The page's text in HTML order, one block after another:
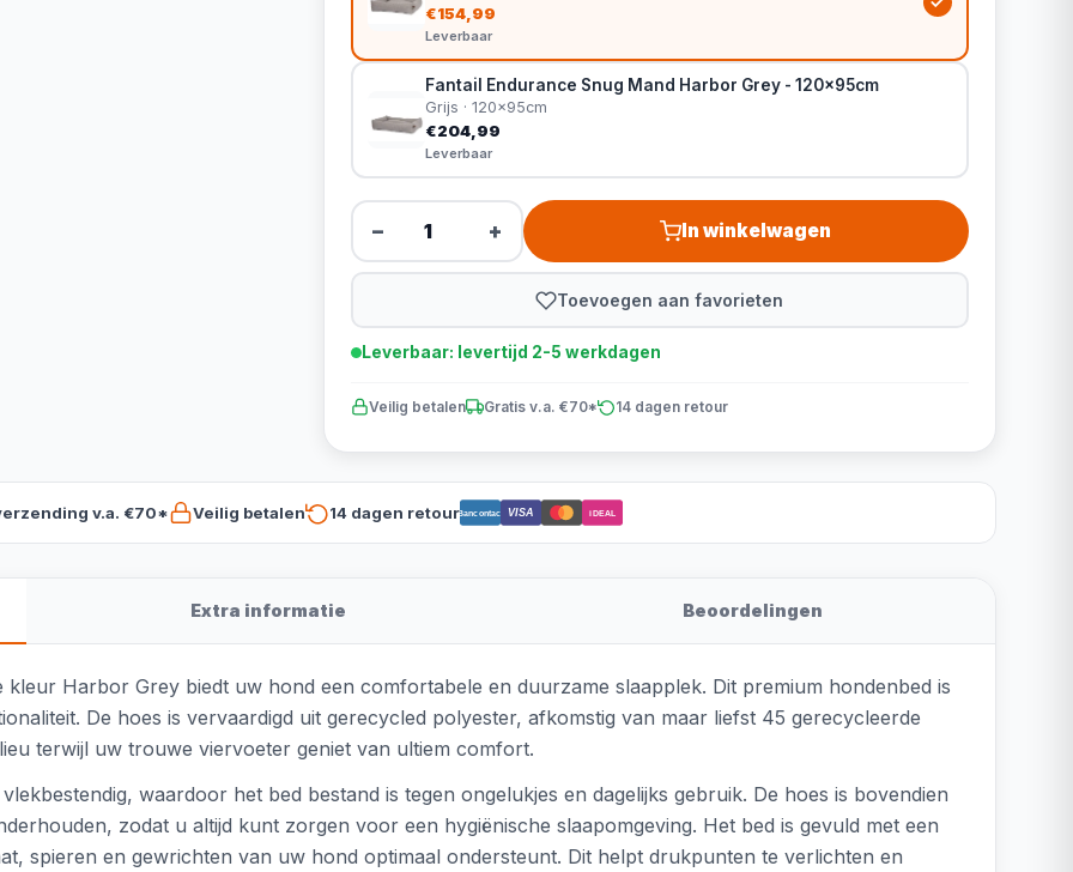
€154,99
Leverbaar
Fantail Endurance Snug Mand Harbor Grey - 120x95cm
Grijs · 120x95cm
€204,99
Leverbaar
− + In winkelwagen
Toevoegen aan favorieten
Leverbaar: levertijd 2-5 werkdagen
Veilig betalen Gratis v.a. €70* 14 dagen retour
v.a. €70* Veilig betalen 14 dagen retourBancontact VISA iDEAL
Extra informatie Beoordelingen
kleur Harbor Grey biedt uw hond een comfortabele en duurzame slaapplek. Dit premium hondenbed is
De hoes is vervaardigd uit gerecycled polyester, afkomstig van maar liefst 45 gerecycleerde
terwijl uw trouwe viervoeter geniet van ultiem comfort.
waardoor het bed bestand is tegen ongelukjes en dagelijks gebruik. De hoes is bovendien
zodat u altijd kunt zorgen voor een hygiënische slaapomgeving. Het bed is gevuld met een
spieren en gewrichten van uw hond optimaal ondersteunt. Dit helpt drukpunten te verlichten en